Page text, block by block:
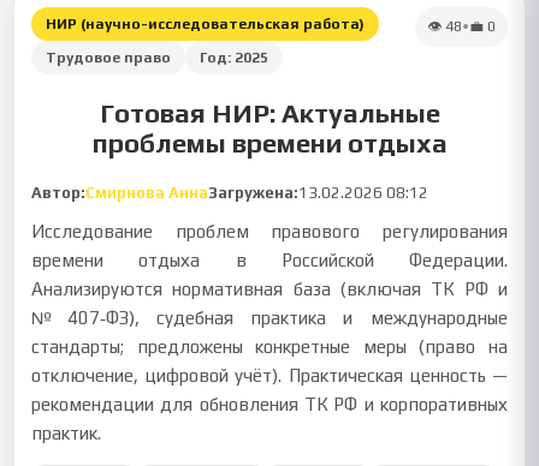
НИР (научно-исследовательская работа)
Трудовое право
Год: 2025
👁 48•💼 0
Готовая НИР: Актуальные
проблемы времени отдыха
Автор:Смирнова АннаЗагружена:13.02.2026 08:12
Исследование проблем правового регулирования
времени отдыха в Российской Федерации.
Анализируются нормативная база (включая ТК РФ и
№407‑ФЗ), судебная практика и международные
стандарты; предложены конкретные меры (право на
отключение, цифровой учёт). Практическая ценность —
рекомендации для обновления ТК РФ и корпоративных
практик.